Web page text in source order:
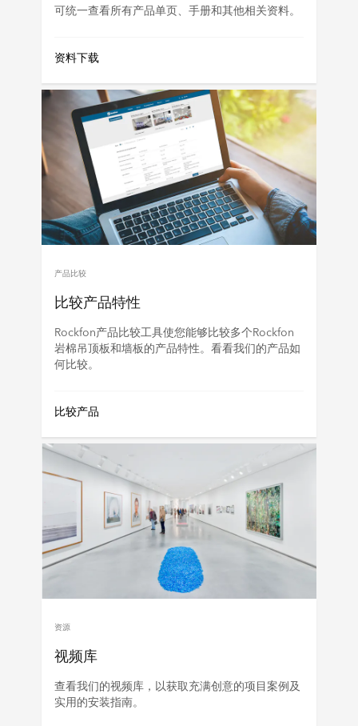
可统一查看所有产品单页、手册和其他相关资料。
资料下载
产品比较
比较产品特性
Rockfon产品比较工具使您能够比较多个Rockfon
岩棉吊顶板和墙板的产品特性。看看我们的产品如
何比较。
比较产品
资源
视频库
查看我们的视频库，以获取充满创意的项目案例及
实用的安装指南。